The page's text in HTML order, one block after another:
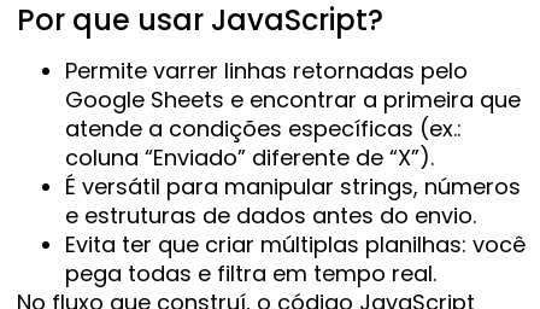
Por que usar JavaScript?
Permite varrer linhas retornadas pelo
Google Sheets e encontrar a primeira que
atende a condições específicas (ex.:
coluna “Enviado” diferente de “X”).
É versátil para manipular strings, números
e estruturas de dados antes do envio.
Evita ter que criar múltiplas planilhas: você
pega todas e filtra em tempo real.
No fluxo que construí, o código JavaScript